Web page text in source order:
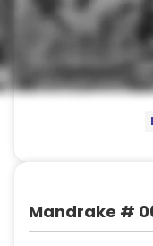
Mandrake #